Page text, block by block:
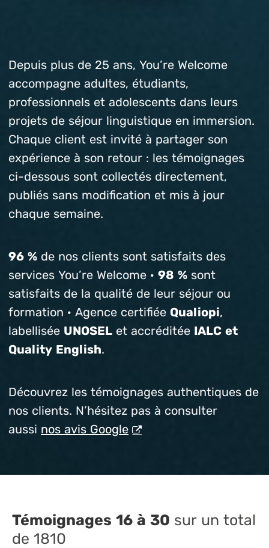
Depuis plus de 25 ans, You’re Welcome
accompagne adultes, étudiants,
professionnels et adolescents dans leurs
projets de séjour linguistique en immersion.
Chaque client est invité à partager son
expérience à son retour : les témoignages
ci-dessous sont collectés directement,
publiés sans modification et mis à jour
chaque semaine.
96 % de nos clients sont satisfaits des
services You’re Welcome · 98 % sont
satisfaits de la qualité de leur séjour ou
formation · Agence certifiée Qualiopi,
labellisée UNOSEL et accréditée IALC et
Quality English.
Découvrez les témoignages authentiques de
nos clients. N’hésitez pas à consulter
aussi nos avis Google
Témoignages 16 à 30 sur un total
de 1810